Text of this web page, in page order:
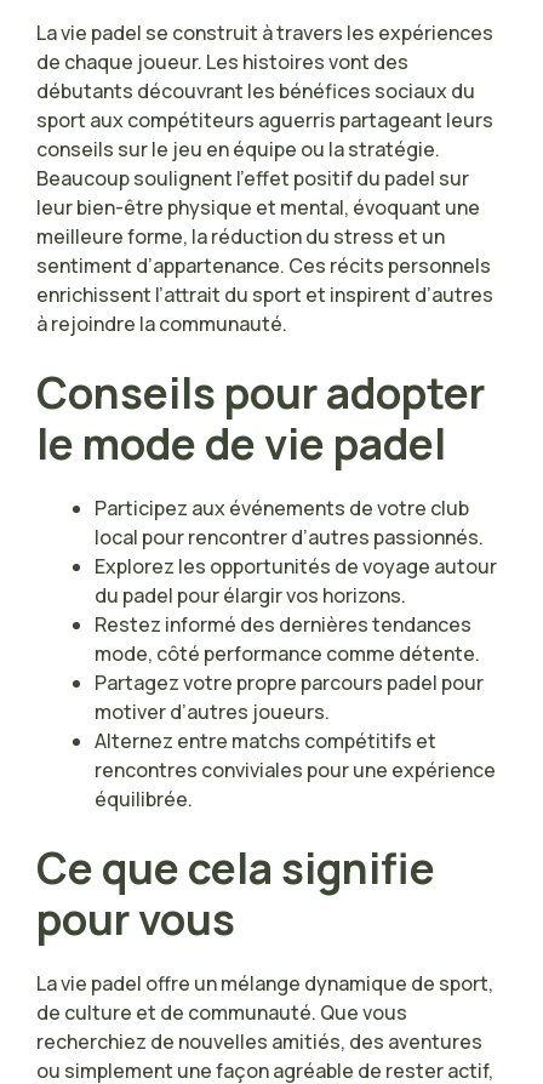
La vie padel se construit à travers les expériences
de chaque joueur. Les histoires vont des
débutants découvrant les bénéfices sociaux du
sport aux compétiteurs aguerris partageant leurs
conseils sur le jeu en équipe ou la stratégie.
Beaucoup soulignent l’effet positif du padel sur
leur bien-être physique et mental, évoquant une
meilleure forme, la réduction du stress et un
sentiment d’appartenance. Ces récits personnels
enrichissent l’attrait du sport et inspirent d’autres
à rejoindre la communauté.
Conseils pour adopter
le mode de vie padel
Participez aux événements de votre club
local pour rencontrer d’autres passionnés.
Explorez les opportunités de voyage autour
du padel pour élargir vos horizons.
Restez informé des dernières tendances
mode, côté performance comme détente.
Partagez votre propre parcours padel pour
motiver d’autres joueurs.
Alternez entre matchs compétitifs et
rencontres conviviales pour une expérience
équilibrée.
Ce que cela signifie
pour vous
La vie padel offre un mélange dynamique de sport,
de culture et de communauté. Que vous
recherchiez de nouvelles amitiés, des aventures
ou simplement une façon agréable de rester actif,